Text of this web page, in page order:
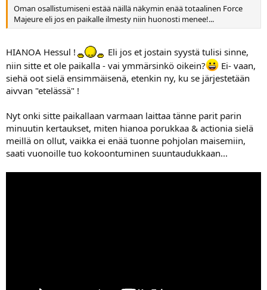
Oman osallistumiseni estää näillä näkymin enää totaalinen Force
Majeure eli jos en paikalle ilmesty niin huonosti menee!...
HIANOA Hessul !
Eli jos et jostain syystä tulisi sinne,
niin sitte et ole paikalla - vai ymmärsinkö oikein?
Ei- vaan,
siehä oot sielä ensimmäisenä, etenkin ny, ku se järjestetään
aivvan "etelässä" !
Nyt onki sitte paikallaan varmaan laittaa tänne parit parin
minuutin kertaukset, miten hianoa porukkaa & actionia sielä
meillä on ollut, vaikka ei enää tuonne pohjolan maisemiin,
saati vuonoille tuo kokoontuminen suuntaudukkaan...